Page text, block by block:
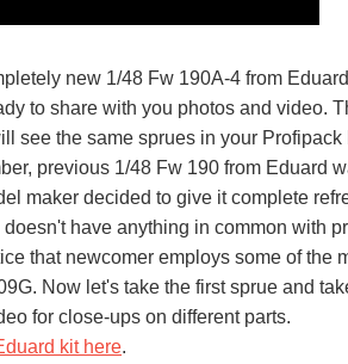
new 1/48 Fw 190A-4 from
to share with you photos and video.
see the same sprues in your
previous 1/48 Fw 190 from Eduard
maker decided to give it complete
have anything in common with
that newcomer employs some of the
Now let's take the first sprue and
for close-ups on different parts.
kit here.